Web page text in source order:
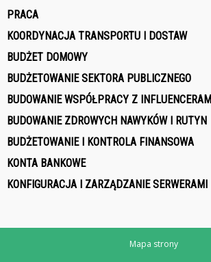
PRACA
KOORDYNACJA TRANSPORTU I DOSTAW
BUDŻET DOMOWY
BUDŻETOWANIE SEKTORA PUBLICZNEGO
BUDOWANIE WSPÓŁPRACY Z INFLUENCERAMI
BUDOWANIE ZDROWYCH NAWYKÓW I RUTYN
BUDŻETOWANIE I KONTROLA FINANSOWA
KONTA BANKOWE
KONFIGURACJA I ZARZĄDZANIE SERWERAMI
Mapa strony